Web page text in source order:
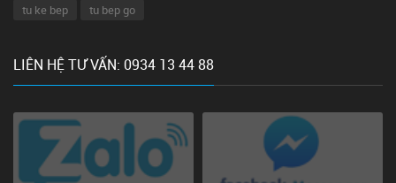
tu ke bep
tu bep go
LIÊN HỆ TƯ VẤN: 0934 13 44 88